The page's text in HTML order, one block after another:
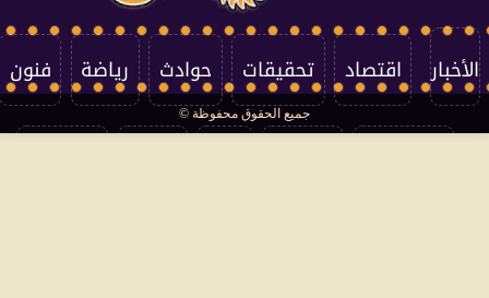
الأخبار اقتصاد تحقيقات حوادث رياضة فنون
جميع الحقوق محفوظة ©